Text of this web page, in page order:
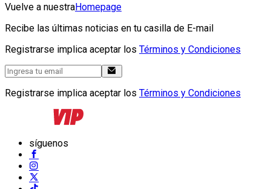
Vuelve a nuestraHomepage
Recibe las últimas noticias en tu casilla de E-mail
Registrarse implica aceptar los Términos y Condiciones
Registrarse implica aceptar los Términos y Condiciones
síguenos